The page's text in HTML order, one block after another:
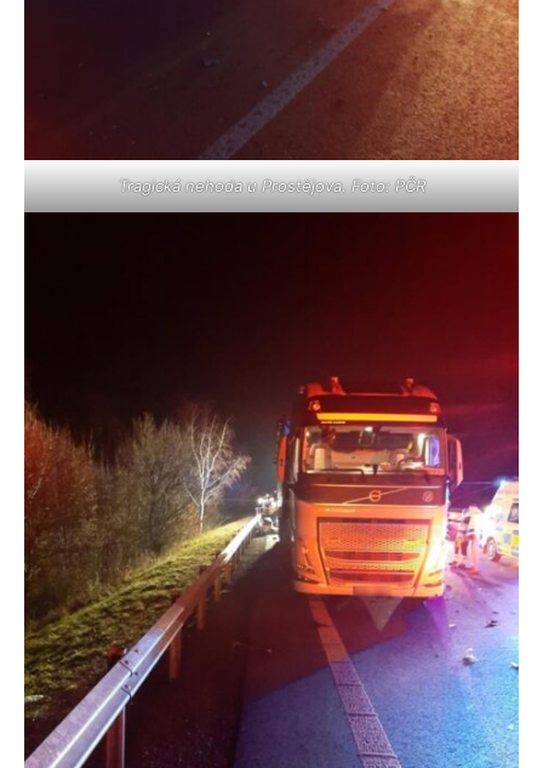
Tragická nehoda u Prostějova. Foto: PČR